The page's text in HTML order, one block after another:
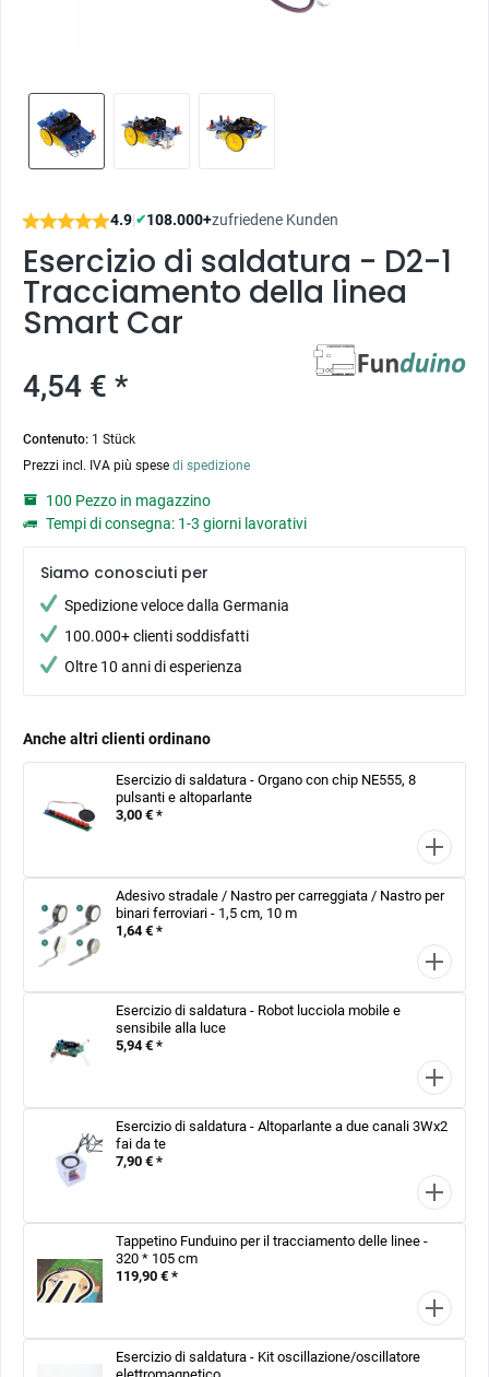
4.9|✔108.000+zufriedene Kunden
Esercizio di saldatura - D2-1
Tracciamento della linea
Smart Car
4,54 € *
Contenuto: 1 Stück
Prezzi incl. IVA più spese di spedizione
100 Pezzo in magazzino
Tempi di consegna: 1-3 giorni lavorativi
Siamo conosciuti per
Spedizione veloce dalla Germania
100.000+ clienti soddisfatti
Oltre 10 anni di esperienza
Anche altri clienti ordinano
Esercizio di saldatura - Organo con chip NE555, 8
pulsanti e altoparlante
3,00 € *
Adesivo stradale / Nastro per carreggiata / Nastro per
binari ferroviari - 1,5 cm, 10 m
1,64 € *
Esercizio di saldatura - Robot lucciola mobile e
sensibile alla luce
5,94 € *
Esercizio di saldatura - Altoparlante a due canali 3Wx2
fai da te
7,90 € *
Tappetino Funduino per il tracciamento delle linee -
320 * 105 cm
119,90 € *
Esercizio di saldatura - Kit oscillazione/oscillatore